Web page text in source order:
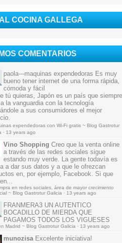
COCINA GALLEGA
COMENTARIOS
paola---maquinas expendedoras Es muy
bueno tener internet de una forma rápida,
cómoda y fácil
tú quieras, Japón es un país que siempre
la vanguardia con la tecnología
a sus consumidores el mejor
expendedoras con Wi-Fi gratis ~ Blog Gastrotur
· 13 years ago
Vino Shopping Creo que la venta online
a través de las redes sociales sigue
estando muy verde. La gente todavía es
a dar sus datos y a que le ofrezcan
en, por ejemplo, Facebook. Si que
en redes sociales, área de mayor crecimiento
~ Blog Gastrotur Galicia · 13 years ago
FRANMERA3 UN AUTENTICO
BOCADILLO DE MIERDA QUE
PAGAMOS TODOS LOS VIGUESES
Madrid ~ Blog Gastrotur Galicia · 13 years ago
munozisa Excelente iniciativa!